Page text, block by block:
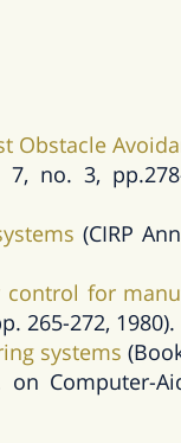
Obstacle
no. 3,
(CIRP
for
265-272,
systems
on Computer-